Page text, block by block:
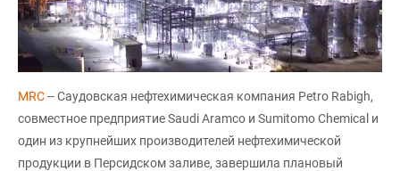
MRC-- Саудовская нефтехимическая компания Petro Rabigh,
совместное предприятие Saudi Aramco и Sumitomo Chemical и
один из крупнейших производителей нефтехимической
продукции в Персидском заливе, завершила плановый